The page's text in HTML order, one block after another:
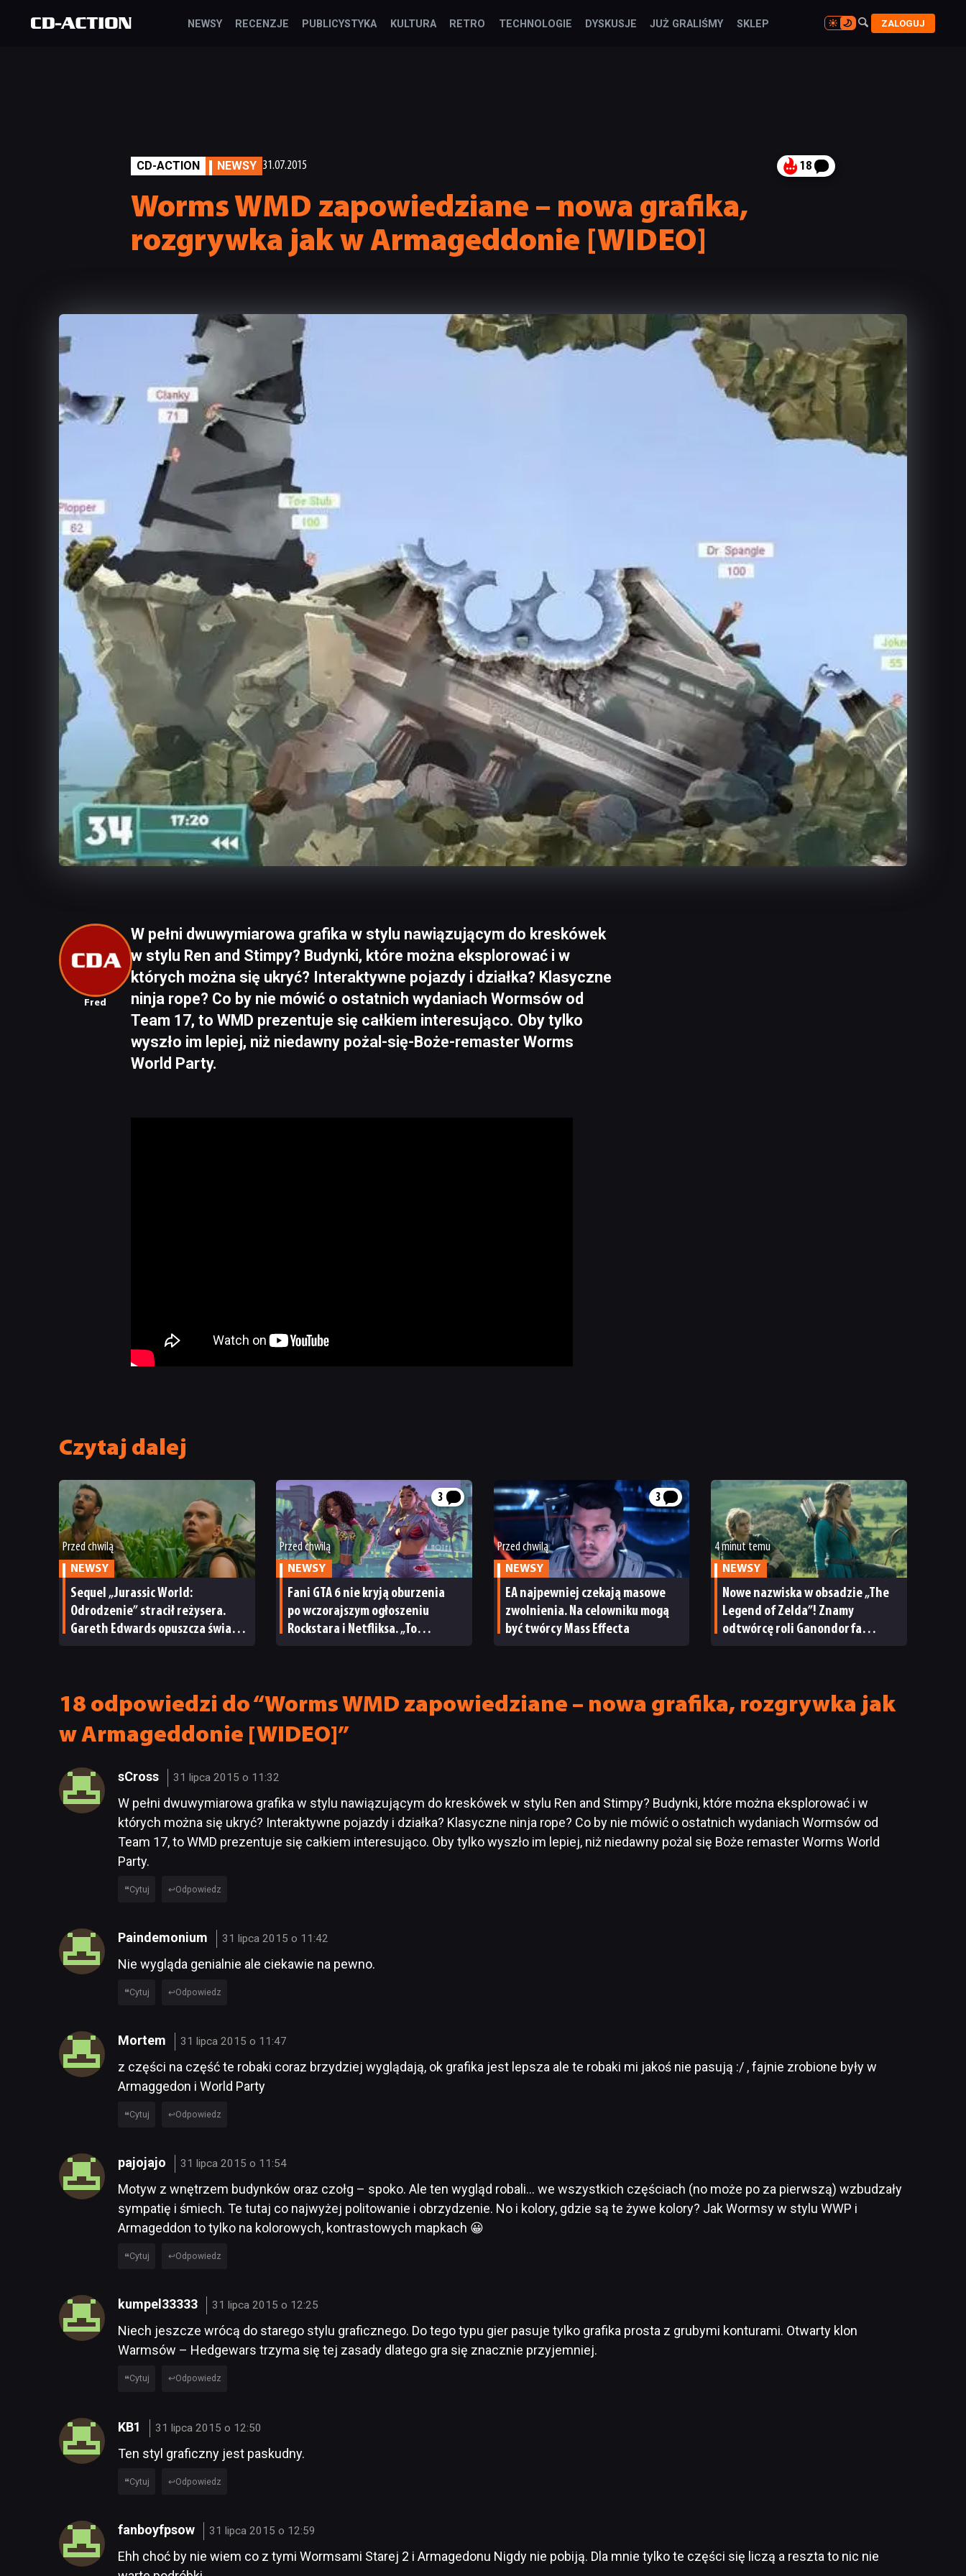
NEWSY RECENZJE PUBLICYSTYKA KULTURA RETRO TECHNOLOGIE DYSKUSJE JUŻ GRALIŚMY SKLEP 
 ZALOGUJ
CD-ACTION NEWSY 31.07.2015 18
Worms WMD zapowiedziane – nowa grafika,
rozgrywka jak w Armageddonie [WIDEO]
Fred
W pełni dwuwymiarowa grafika w stylu nawiązującym do kreskówek
w stylu Ren and Stimpy? Budynki, które można eksplorować i w
których można się ukryć? Interaktywne pojazdy i działka? Klasyczne
ninja rope? Co by nie mówić o ostatnich wydaniach Wormsów od
Team 17, to WMD prezentuje się całkiem interesująco. Oby tylko
wyszło im lepiej, niż niedawny pożal-się-Boże-remaster Worms
World Party.
Czytaj dalej
Przed chwilą
NEWSY
Sequel „Jurassic World:
Odrodzenie” stracił reżysera.
Gareth Edwards opuszcza świat
3
Przed chwilą
NEWSY
Fani GTA 6 nie kryją oburzenia
po wczorajszym ogłoszeniu
Rockstara i Netfliksa. „To
3
Przed chwilą
NEWSY
EA najpewniej czekają masowe
zwolnienia. Na celowniku mogą
być twórcy Mass Effecta
4 minut temu
NEWSY
Nowe nazwiska w obsadzie „The
Legend of Zelda”! Znamy
odtwórcę roli Ganondorfa
18 odpowiedzi do “Worms WMD zapowiedziane – nowa grafika, rozgrywka jak
w Armageddonie [WIDEO]”
sCross 31 lipca 2015 o 11:32
W pełni dwuwymiarowa grafika w stylu nawiązującym do kreskówek w stylu Ren and Stimpy? Budynki, które można eksplorować i w
których można się ukryć? Interaktywne pojazdy i działka? Klasyczne ninja rope? Co by nie mówić o ostatnich wydaniach Wormsów od
Team 17, to WMD prezentuje się całkiem interesująco. Oby tylko wyszło im lepiej, niż niedawny pożal się Boże remaster Worms World
Party.
Cytuj Odpowiedz
Paindemonium 31 lipca 2015 o 11:42
Nie wygląda genialnie ale ciekawie na pewno.
Cytuj Odpowiedz
Mortem 31 lipca 2015 o 11:47
z części na część te robaki coraz brzydziej wyglądają, ok grafika jest lepsza ale te robaki mi jakoś nie pasują :/ , fajnie zrobione były w
Armaggedon i World Party
Cytuj Odpowiedz
pajojajo 31 lipca 2015 o 11:54
Motyw z wnętrzem budynków oraz czołg – spoko. Ale ten wygląd robali… we wszystkich częściach (no może po za pierwszą) wzbudzały
sympatię i śmiech. Te tutaj co najwyżej politowanie i obrzydzenie. No i kolory, gdzie są te żywe kolory? Jak Wormsy w stylu WWP i
Armageddon to tylko na kolorowych, kontrastowych mapkach 😀
Cytuj Odpowiedz
kumpel33333 31 lipca 2015 o 12:25
Niech jeszcze wrócą do starego stylu graficznego. Do tego typu gier pasuje tylko grafika prosta z grubymi konturami. Otwarty klon
Warmsów – Hedgewars trzyma się tej zasady dlatego gra się znacznie przyjemniej.
Cytuj Odpowiedz
KB1 31 lipca 2015 o 12:50
Ten styl graficzny jest paskudny.
Cytuj Odpowiedz
fanboyfpsow 31 lipca 2015 o 12:59
Ehh choć by nie wiem co z tymi Wormsami Starej 2 i Armagedonu Nigdy nie pobiją. Dla mnie tylko te części się liczą a reszta to nic nie